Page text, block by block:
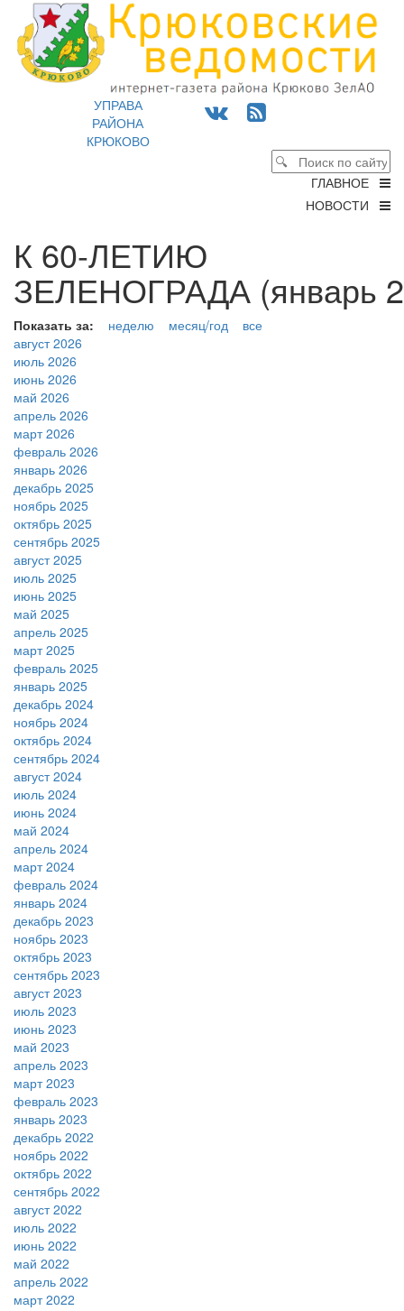
УПРАВА
РАЙОНА
КРЮКОВО
ГЛАВНОЕ
НОВОСТИ
К 60-ЛЕТИЮ
ЗЕЛЕНОГРАДА (январь
Показать за: неделю месяц/год
все
август 2026
июль 2026
июнь 2026
май 2026
апрель 2026
март 2026
февраль 2026
январь 2026
декабрь 2025
ноябрь 2025
октябрь 2025
сентябрь 2025
август 2025
июль 2025
июнь 2025
май 2025
апрель 2025
март 2025
февраль 2025
январь 2025
декабрь 2024
ноябрь 2024
октябрь 2024
сентябрь 2024
август 2024
июль 2024
июнь 2024
май 2024
апрель 2024
март 2024
февраль 2024
январь 2024
декабрь 2023
ноябрь 2023
октябрь 2023
сентябрь 2023
август 2023
июль 2023
июнь 2023
май 2023
апрель 2023
март 2023
февраль 2023
январь 2023
декабрь 2022
ноябрь 2022
октябрь 2022
сентябрь 2022
август 2022
июль 2022
июнь 2022
май 2022
апрель 2022
март 2022